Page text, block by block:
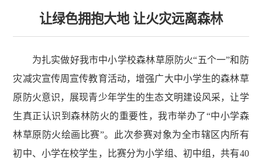
让绿色拥抱大地 让火灾远离森林
为扎实做好我市中小学校森林草原防火“五个一”和防
灾减灾宣传周宣传教育活动，增强广大中小学生的森林草
原防火意识，展现青少年学生的生态文明建设风采，让学
生真正认识到森林防火的重要性，我市举办了“中小学森
林草原防火绘画比赛”。此次参赛对象为全市辖区内所有
初中、小学在校学生，比赛分为小学组、初中组，共有40